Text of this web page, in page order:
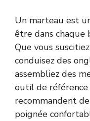
Un marteau est
être dans chaque
Que vous
conduisez des
assembliez des
outil de
recommandent
poignée